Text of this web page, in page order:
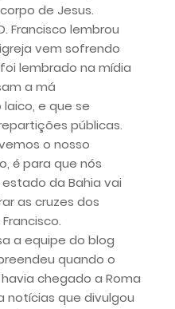
de Jesus.
Francisco lembrou
vem sofrendo
lembrado na mídia
a má
e que se
públicas.
o nosso
é para que nós
da Bahia vai
as cruzes dos
a equipe do blog
quando o
chegado a Roma
notícias que divulgou